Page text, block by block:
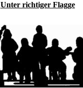
Unter richtiger Flagge